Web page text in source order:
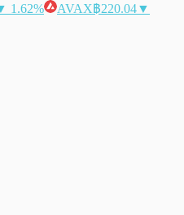
1.62% AVAX฿220.04▼